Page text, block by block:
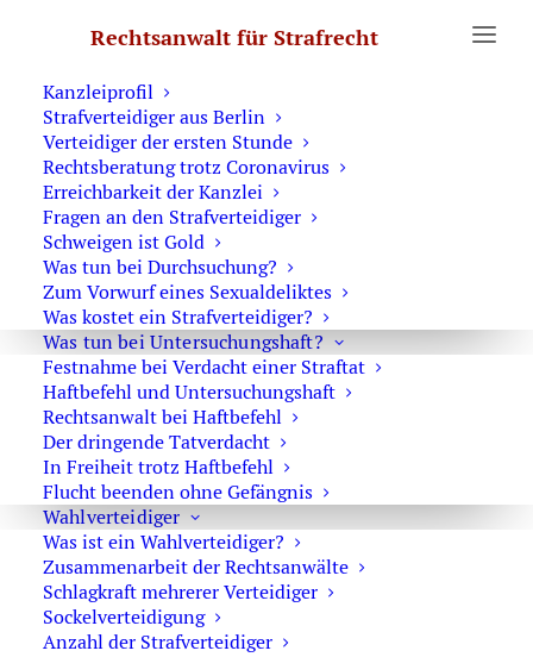
Rechtsanwalt für Strafrecht
Was Sie wissen sollten
Kanzleiprofil
Strafverteidiger aus Berlin
Verteidiger der ersten Stunde
Rechtsberatung trotz Coronavirus
Erreichbarkeit der Kanzlei
Fragen an den Strafverteidiger
Schweigen ist Gold
Was tun bei Durchsuchung?
Zum Vorwurf eines Sexualdeliktes
Was kostet ein Strafverteidiger?
Was tun bei Untersuchungshaft?
Festnahme bei Verdacht einer Straftat
Haftbefehl und Untersuchungshaft
Rechtsanwalt bei Haftbefehl
Der dringende Tatverdacht
In Freiheit trotz Haftbefehl
Flucht beenden ohne Gefängnis
Wahlverteidiger
Was ist ein Wahlverteidiger?
Zusammenarbeit der Rechtsanwälte
Schlagkraft mehrerer Verteidiger
Sockelverteidigung
Anzahl der Strafverteidiger
Home Archive by Category "Sexualstrafrecht"
Richterin kann Geburt des Freispruchs
nicht verhindern
Allgemein,Sexualstrafrecht
25. August 2016
Louvre: Mona Lisa sagt „Nein“ zu
„Nein heißt Nein“
Allgemein,Sexualstrafrecht
28. Juni 2016